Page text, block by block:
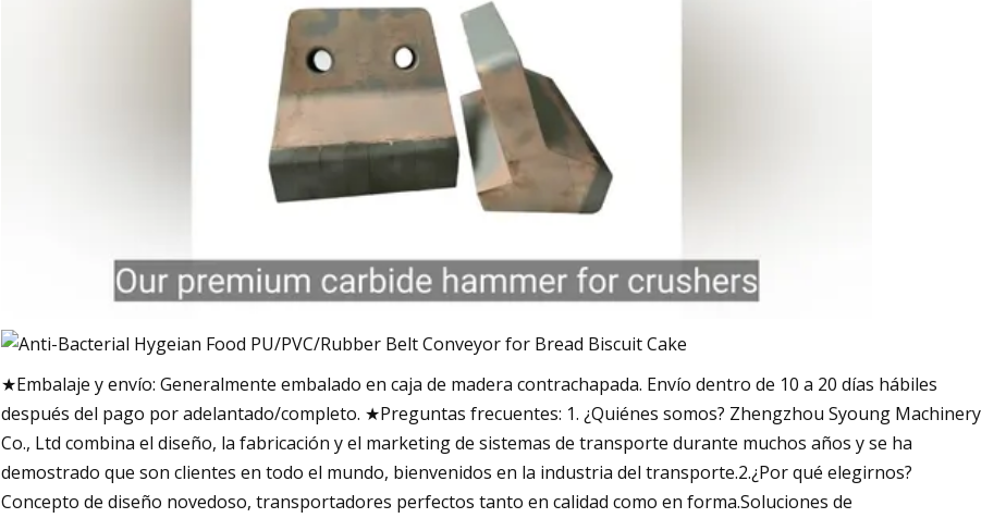
★Embalaje y envío: Generalmente embalado en caja de madera contrachapada. Envío dentro de 10 a 20 días hábiles
después del pago por adelantado/completo. ★Preguntas frecuentes: 1. ¿Quiénes somos? Zhengzhou Syoung Machinery
Co., Ltd combina el diseño, la fabricación y el marketing de sistemas de transporte durante muchos años y se ha
demostrado que son clientes en todo el mundo, bienvenidos en la industria del transporte.2.¿Por qué elegirnos?
Concepto de diseño novedoso, transportadores perfectos tanto en calidad como en forma.Soluciones de